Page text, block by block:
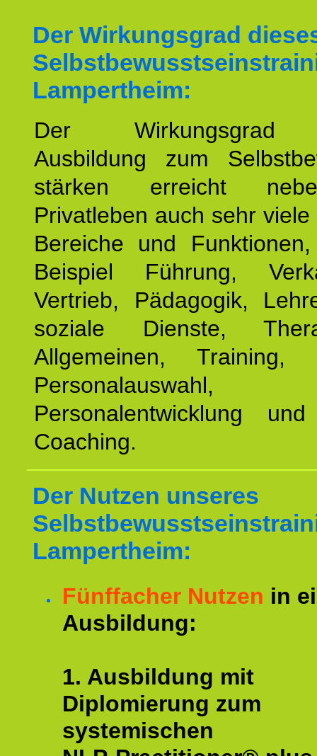
Der Wirkungsgrad
Lampertheim:
Der Wirkungsgrad
Ausbildung zum
stärken erreicht
Privatleben auch sehr
Bereiche und
Beispiel Führung,
Vertrieb, Pädagogik,
soziale Dienste,
Allgemeinen, Training,
Personalauswahl,
Personalentwicklung
Coaching.
Der Nutzen unseres
Lampertheim:
Fünffacher Nutzen in
Ausbildung:
1. Ausbildung mit
Diplomierung zum
systemischen